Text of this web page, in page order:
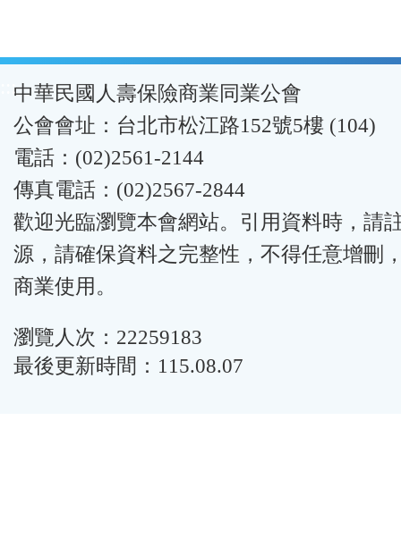
:::中華民國人壽保險商業同業公會
公會會址：台北市松江路152號5樓 (104)
電話：(02)2561-2144
傳真電話：(02)2567-2844
歡迎光臨瀏覽本會網站。引用資料時，請
源，請確保資料之完整性，不得任意增刪
商業使用。
瀏覽人次：22259183
最後更新時間：115.08.07